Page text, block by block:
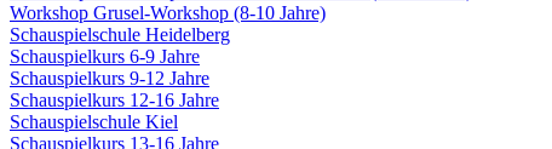
Workshop Grusel-Workshop (8-10 Jahre)
Schauspielschule Heidelberg
Schauspielkurs 6-9 Jahre
Schauspielkurs 9-12 Jahre
Schauspielkurs 12-16 Jahre
Schauspielschule Kiel
Schauspielkurs 13-16 Jahre